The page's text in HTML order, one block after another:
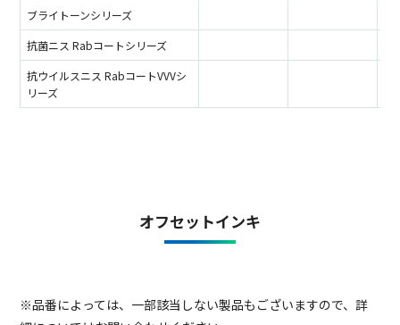
ブライトーンシリーズ
抗菌ニス Rabコートシリーズ
抗ウイルスニス RabコートVVVシ
リーズ
オフセットインキ
※品番によっては、一部該当しない製品もございますので、詳